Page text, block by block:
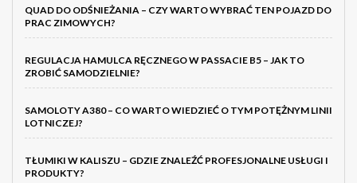
QUAD DO ODŚNIEŻANIA – CZY WARTO WYBRAĆ TEN POJAZD DO
PRAC ZIMOWYCH?
REGULACJA HAMULCA RĘCZNEGO W PASSACIE B5 – JAK TO
ZROBIĆ SAMODZIELNIE?
SAMOLOTY A380 – CO WARTO WIEDZIEĆ O TYM POTĘŻNYM LINII
LOTNICZEJ?
TŁUMIKI W KALISZU – GDZIE ZNALEŹĆ PROFESJONALNE USŁUGI I
PRODUKTY?